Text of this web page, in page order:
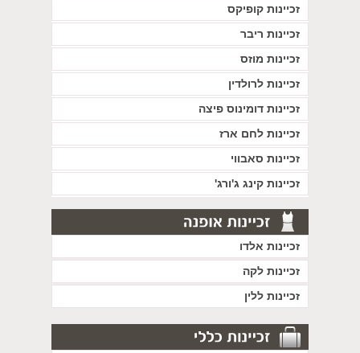
זכיינות קופיקס
זכיינות ריבר
זכיינות מוזס
זכיינות לרולדין
זכיינות דומינוס פיצה
זכיינות לחם ארז
זכיינות סאבווי
זכיינות קינג ג'ורג'
זכיינות אלדו
זכיינות לקה
זכיינות ללין